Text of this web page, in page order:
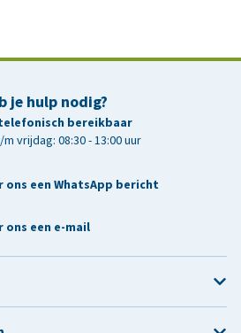
je hulp nodig?
bereikbaar
vrijdag: 08:30 - 13:00 uur
ons een WhatsApp bericht
ons een e-mail